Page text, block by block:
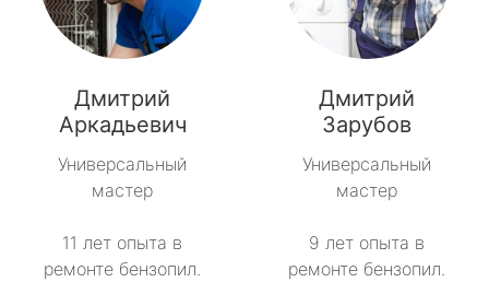
Дмитрий
Аркадьевич
Универсальный
мастер
11 лет опыта в
ремонте бензопил.
Дмитрий
Зарубов
Универсальный
мастер
9 лет опыта в
ремонте бензопил.